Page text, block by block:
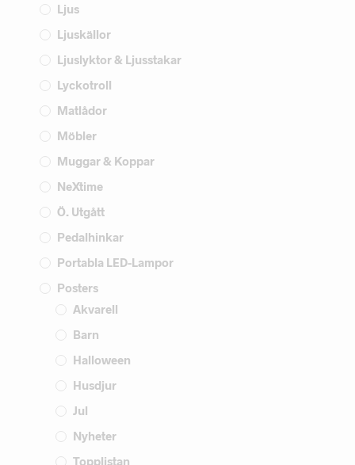
Ljus
Ljuskällor
Ljuslyktor & Ljusstakar
Lyckotroll
Matlådor
Möbler
Muggar & Koppar
NeXtime
Ö. Utgått
Pedalhinkar
Portabla LED-Lampor
Posters
Akvarell
Barn
Halloween
Husdjur
Jul
Nyheter
Topplistan